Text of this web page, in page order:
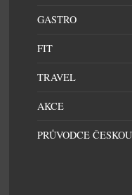
GASTRO
FIT
TRAVEL
AKCE
PRŮVODCE